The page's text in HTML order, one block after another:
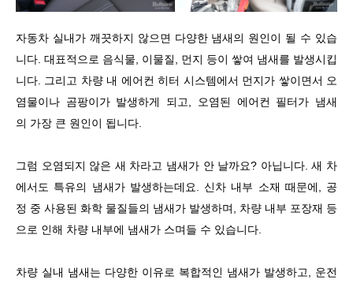
자동차 실내가 깨끗하지 않으면 다양한 냄새의 원인이 될 수 있습
니다. 대표적으로 음식물, 이물질, 먼지 등이 쌓여 냄새를 발생시킵
니다. 그리고 차량 내 에어컨 히터 시스템에서 먼지가 쌓이면서 오
염물이나 곰팡이가 발생하게 되고, 오염된 에어컨 필터가 냄새
의 가장 큰 원인이 됩니다.
그럼 오염되지 않은 새 차라고 냄새가 안 날까요? 아닙니다. 새 차
에서도 특유의 냄새가 발생하는데요. 신차 내부 소재 때문에, 공
정 중 사용된 화학 물질들의 냄새가 발생하며, 차량 내부 포장재 등
으로 인해 차량 내부에 냄새가 스며들 수 있습니다.
차량 실내 냄새는 다양한 이유로 복합적인 냄새가 발생하고, 운전